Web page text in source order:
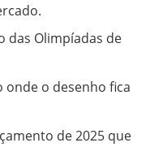
das Olimpíadas de
onde o desenho fica
de 2025 que